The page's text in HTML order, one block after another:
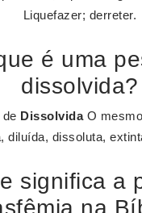
Liquefazer; derreter.
é uma
dissolvida?
de DissolvidaO
diluída, dissoluta,
significa a
na